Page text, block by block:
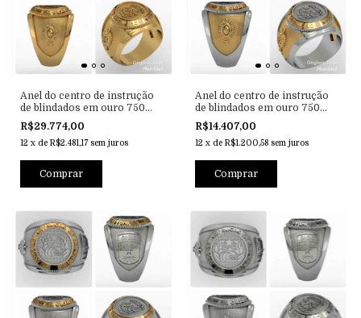
Anel do centro de instrução
de blindados em ouro 750
-18k
R$29.774,00
12 x de R$2.481,17 sem juros
Comprar
Anel do centro de instrução
de blindados em ouro 750
-18k com prata de lei
R$14.407,00
12 x de R$1.200,58 sem juros
Comprar